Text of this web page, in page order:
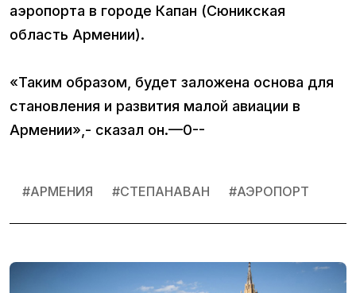
аэропорта в городе Капан (Сюникская
область Армении).
«Таким образом, будет заложена основа для
становления и развития малой авиации в
Армении»,- сказал он.—0--
#АРМЕНИЯ #СТЕПАНАВАН #АЭРОПОРТ